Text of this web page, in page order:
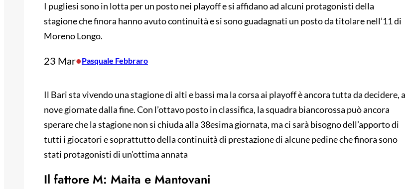
I pugliesi sono in lotta per un posto nei playoff e si affidano ad alcuni protagonisti della
stagione che finora hanno avuto continuità e si sono guadagnati un posto da titolare nell’11 di
Moreno Longo.
23 Mar•Pasquale Febbraro
Il Bari sta vivendo una stagione di alti e bassi ma la corsa ai playoff è ancora tutta da decidere, a
nove giornate dalla fine. Con l’ottavo posto in classifica, la squadra biancorossa può ancora
sperare che la stagione non si chiuda alla 38esima giornata, ma ci sarà bisogno dell’apporto di
tutti i giocatori e soprattutto della continuità di prestazione di alcune pedine che finora sono
stati protagonisti di un’ottima annata
Il fattore M: Maita e Mantovani